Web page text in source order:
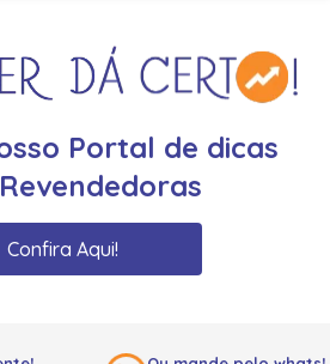
Portal de dicas
Confira Aqui!